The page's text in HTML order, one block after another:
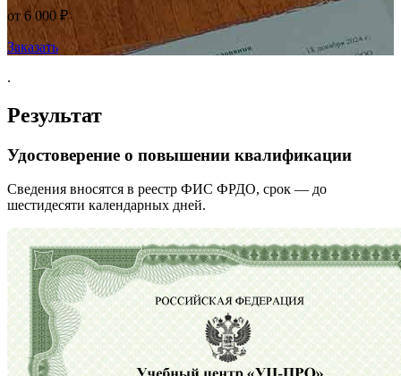
от 6 000 ₽
Заказать
.
Результат
Удостоверение о повышении квалификации
Сведения вносятся в реестр ФИС ФРДО, срок — до
шестидесяти календарных дней.